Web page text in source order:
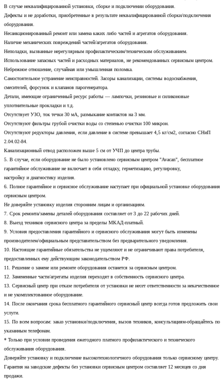
В случае неквалифицированной установки, сборке и подключении оборудования.
Дефекты и не доработки, приобретенные в результате неквалифицированной сборки/подключения
оборудования.
Несанкционированный ремонт или замена каких либо частей и агрегатов оборудования.
Наличие механических повреждений частей/агрегатов оборудования.
Неполадки, вызванные нерегулярным профилактическим/техническим обслуживанием.
Использование запасных частей и расходных материалов, не рекомендованных сервисным центром.
Небрежное отношение, случайная или умышленная поломка.
Самостоятельное устранение неисправностей. Засоры канализации, системы водоснабжения,
смесителей, форсунок и клапанов парогенератора.
Детали, имеющие ограниченный ресурс работы — лампочки, резиновые и силиконовые
уплотнительные прокладки и т.д.
Отсутствует УЗО, ток течки 30 мА, размыкание контактов на 3 мм.
Отсутствуют фильтры грубой очистки воды со степенью очистки 100 микрон.
Отсутствуют редукторы давления, если давление в системе превышает 4,5 кг/см2, согласно СНиП
2.04.02-84.
Канализационный отвод расположен выше 5 см от УЧП до центра трубы.
5. В случае, если оборудование не было установлено сервисным центром "Avacan", бесплатное
гарантийное обслуживание не включает в себя отладку, герметизацию, регулировку,
настройку и диагностику изделия.
6. Полное гарантийное и сервисное обслуживание наступает при официальной установке оборудования
сервисным центром.
Не доверяйте установку изделия сторонним лицам и организациям.
7. Срок ремонта/замены деталей оборудования составляет от 3 до 22 рабочих дней.
8. Выезд техников сервисного центра за пределы МКАД-платный.
9. Условия предоставления гарантийного и сервисного обслуживания могут быть изменены
производителем/официальным представительством без предварительного уведомления.
10. Настоящие гарантийные обязательства не ущемляют и не ограничивают права потребителя,
предоставленных ему действующим законодательством РФ.
11. Решение о замене или ремонте оборудования останется за сервисным центром.
12. Замененные части/агрегаты изделия переходят в собственность сервисного центра.
13. Сервисный центр при отказе потребителя от установки не несет ответственности за некачественное
и не укомплектованное оборудование.
14. После окончания срока бесплатного гарантийного сервисный центр всегда готов предложить свои
услуги.
15. По всем вопросам: заказ установки/подключения, вызов техников, консультациям-обращайтесь по
указанным телефонам.
* Только при условии проведения ежегодного платного профилактического и технического
обслуживания оборудования.
Доверяйте установку и подключение высокотехнологичного оборудования только сервисному центру.
Гарантия на заводские дефекты без установки сервисным центром составляет 12 месяцев со дня
продажи.